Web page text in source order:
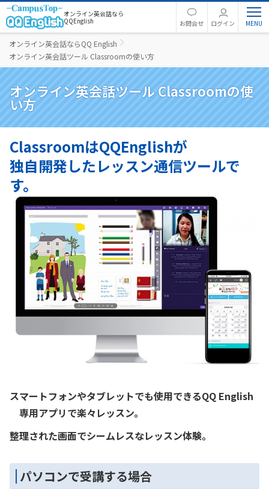
オンライン英会話なら
QQEnglish
お問合せ ログイン
オンライン英会話ならQQ English
オンライン英会話ツール Classroomの使い方
オンライン英会話ツール Classroomの使
い方
ClassroomはQQEnglishが
独自開発したレッスン通信ツールで
す。
スマートフォンやタブレットでも使用できるQQ English
専用アプリで楽々レッスン。
整理された画面でシームレスなレッスン体験。
パソコンで受講する場合